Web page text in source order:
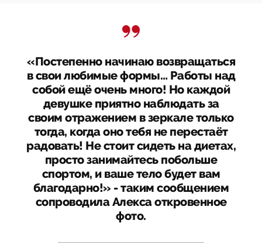
«Постепенно начинаю возвращаться
в свои любимые формы… Работы над
собой ещё очень много! Но каждой
девушке приятно наблюдать за
своим отражением в зеркале только
тогда, когда оно тебя не перестаёт
радовать! Не стоит сидеть на диетах,
просто занимайтесь побольше
спортом, и ваше тело будет вам
благодарно!» - таким сообщением
сопроводила Алекса откровенное
фото.